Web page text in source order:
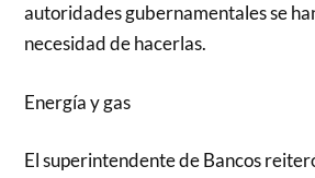
autoridades gubernamentales se
necesidad de hacerlas.
Energía y gas
El superintendente de Bancos